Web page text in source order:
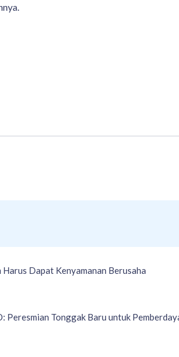
Dapat Kenyamanan Berusaha
Peresmian Tonggak Baru untuk